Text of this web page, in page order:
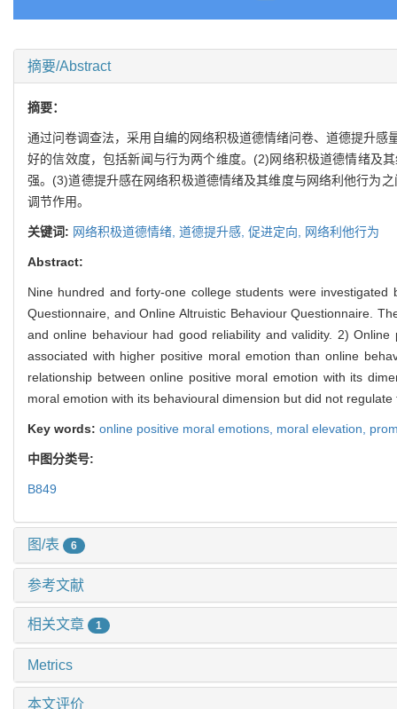
摘要/Abstract
摘要：
通过问卷调查法，采用自编的网络积极道德情绪问卷、道德提升
好的信效度，包括新闻与行为两个维度。(2)网络积极道德情绪及
强。(3)道德提升感在网络积极道德情绪及其维度与网络利他行为
调节作用。
关键词: 网络积极道德情绪, 道德提升感, 促进定向, 网络利他行为
Abstract:
Nine hundred and forty-one college students were
Questionnaire, and Online Altruistic Behaviour Questionnaire.
and online behaviour had good reliability and validity. 2)
associated with higher positive moral emotion than online
relationship between online positive moral emotion with its
moral emotion with its behavioural dimension but did not
Key words: online positive moral emotions, moral elevation,
中图分类号:
B849
图/表 6
参考文献
相关文章 1
Metrics
本文评价